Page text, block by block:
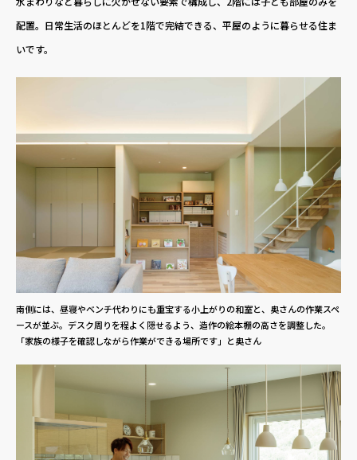
配置。日常生活のほとんどを1階で完結できる、平屋のように暮らせる住ま
いです。
南側には、昼寝やベンチ代わりにも重宝する小上がりの和室と、奥さんの作業スペ
ースが並ぶ。デスク周りを程よく隠せるよう、造作の絵本棚の高さを調整した。
「家族の様子を確認しながら作業ができる場所です」と奥さん